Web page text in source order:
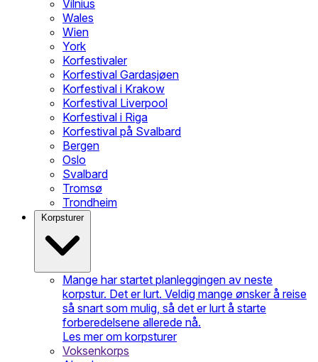
Vilnius
Wales
Wien
York
Korfestivaler
Korfestival Gardasjøen
Korfestival i Krakow
Korfestival Liverpool
Korfestival i Riga
Korfestival på Svalbard
Bergen
Oslo
Svalbard
Tromsø
Trondheim
Korpsturer
Mange har startet planleggingen av neste
korpstur. Det er lurt. Veldig mange ønsker å reise
så snart som mulig, så det er lurt å starte
forberedelsene allerede nå.
Les mer om korpsturer
Voksenkorps